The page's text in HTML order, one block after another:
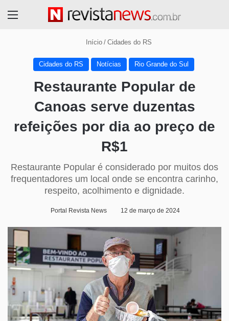
Início / Cidades do RS
Cidades do RS Notícias Rio Grande do Sul
Restaurante Popular de
Canoas serve duzentas
refeições por dia ao preço de
R$1
Restaurante Popular é considerado por muitos dos
frequentadores um local onde se encontra carinho,
respeito, acolhimento e dignidade.
Portal Revista News 12 de março de 2024